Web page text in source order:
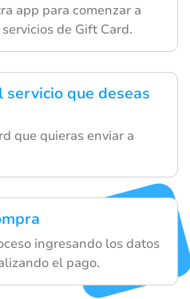
app para comenzar a
de Gift Card.
servicio que deseas
que quieras enviar a
ingresando los datos
el pago.